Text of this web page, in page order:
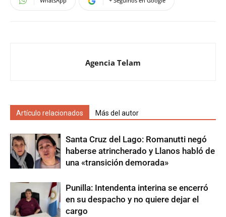
Agencia Telam
Artículo relacionados Más del autor
Santa Cruz del Lago: Romanutti negó
haberse atrincherado y Llanos habló de
una «transición demorada»
Punilla: Intendenta interina se encerró
en su despacho y no quiere dejar el
cargo